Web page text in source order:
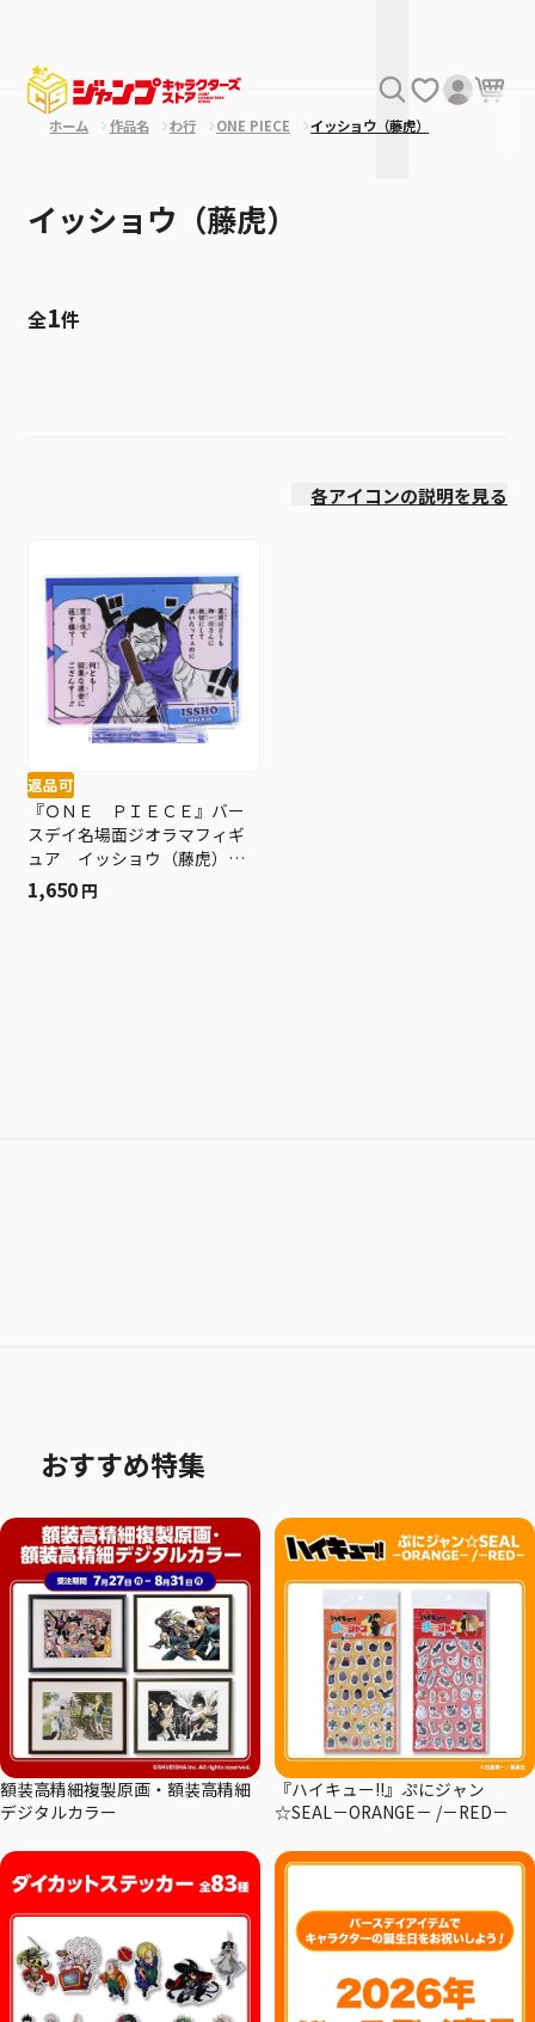
ホーム 作品名 わ行 ONE PIECE イッショウ（藤虎）
イッショウ（藤虎）
全1件
各アイコンの説明を見る
返品可
『ＯＮＥ ＰＩＥＣＥ』バー
スデイ名場面ジオラマフィギ
ュア イッショウ（藤虎）
ＢＤ３
1,650 円
おすすめ特集
額装高精細複製原画・額装高精細
デジタルカラー
『ハイキュー!!』ぷにジャン
☆SEAL－ORANGE－ /－RED－